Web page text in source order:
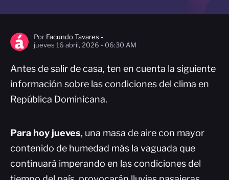
Por Facundo Tavares -
jueves 16 abril, 2026 - 06:30 AM
Antes de salir de casa, ten en cuenta la siguiente
información sobre las condiciones del clima en
República Dominicana.
Para hoy jueves, una masa de aire con mayor
contenido de humedad más la vaguada que
continuará imperando en las condiciones del